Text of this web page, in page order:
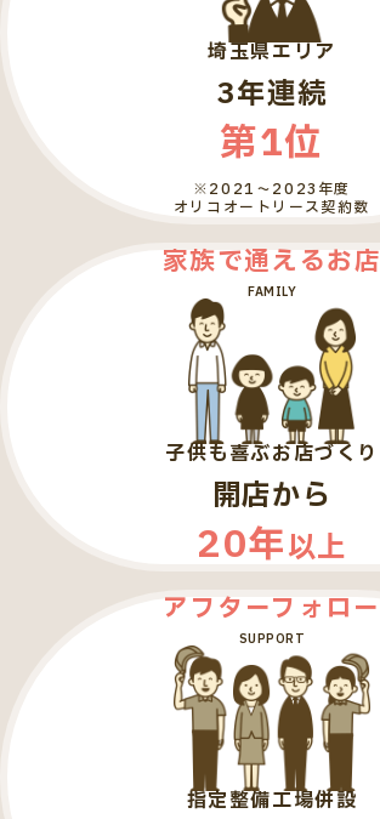
埼玉県エリア
3年連続
第1位
※2021～2023年度
オリコオートリース契約数
家族で通えるお店
FAMILY
子供も喜ぶお店づくり
開店から
20年以上
アフターフォロー
SUPPORT
指定整備工場併設